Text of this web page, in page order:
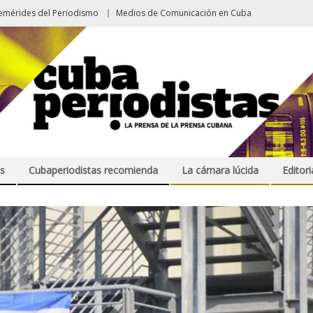
del Periodismo Medios de Comunicación en Cuba
Cubaperiodistas recomienda La cámara lúcida